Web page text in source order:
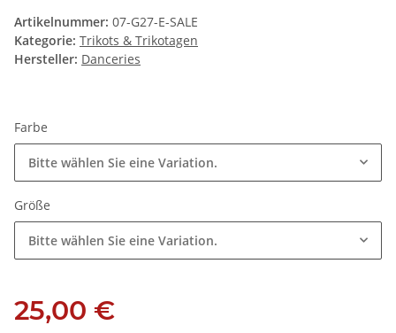
Artikelnummer: 07-G27-E-SALE
Kategorie: Trikots & Trikotagen
Hersteller: Danceries
Farbe
Bitte wählen Sie eine Variation.
Größe
Bitte wählen Sie eine Variation.
25,00 €